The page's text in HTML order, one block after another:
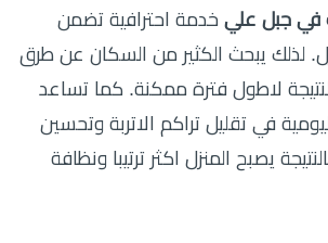
في جبل علي خدمة احترافية تضمن
لذلك يبحث الكثير من السكان عن طرق
لاطول فترة ممكنة. كما تساعد
في تقليل تراكم الاتربة وتحسين
يصبح المنزل اكثر ترتيبا ونظافة